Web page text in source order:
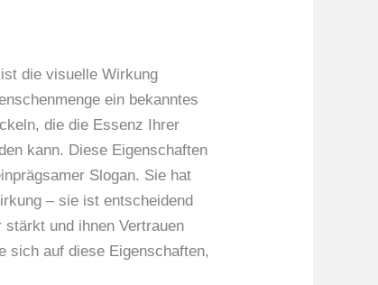
die visuelle Wirkung
ein bekanntes
die die Essenz Ihrer
kann. Diese Eigenschaften
Slogan. Sie hat
– sie ist entscheidend
und ihnen Vertrauen
sich auf diese Eigenschaften,